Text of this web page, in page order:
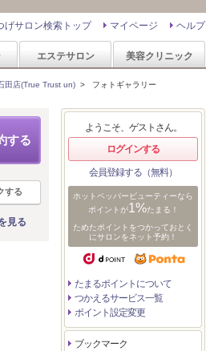
ヘルプ
マイページ
げサロン検索トップ
エステサロン 美容クリニック
田店(True Trust un) > フォトギャラリー
する
する
見る
ようこそ、ゲストさん。
ログインする
会員登録する（無料）
ホットペッパービューティーなら
ポイントが1%たまる！
ためたポイントをつかっておとく
にサロンをネット予約！
たまるポイントについて
つかえるサービス一覧
ポイント設定変更
ブックマーク